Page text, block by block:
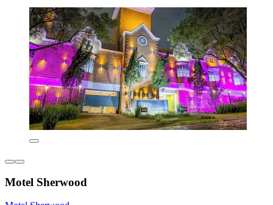
Motel Sherwood